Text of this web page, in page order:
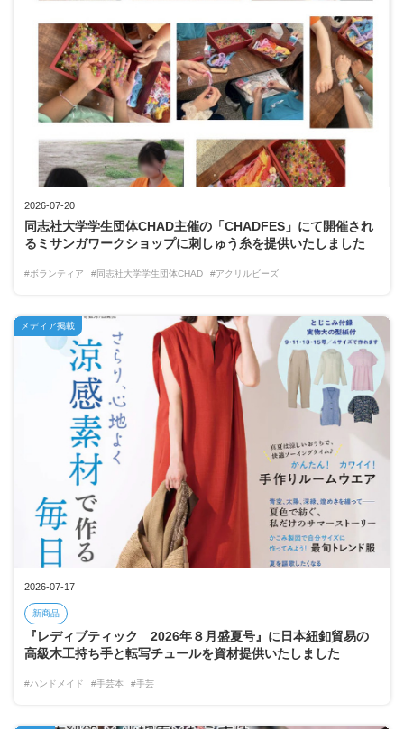
2026-07-20
同志社大学学生団体CHAD主催の「CHADFES」にて開催され
るミサンガワークショップに刺しゅう糸を提供いたしました
#ボランティア #同志社大学学生団体CHAD #アクリルビーズ
2026-07-17
新商品
『レディブティック 2026年８月盛夏号』に日本紐釦貿易の
高級木工持ち手と転写チュールを資材提供いたしました
#ハンドメイド #手芸本 #手芸
メディア掲載